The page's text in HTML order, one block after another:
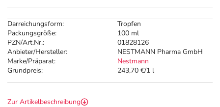
Darreichungsform:
Tropfen
Packungsgröße:
100 ml
PZN/Art.Nr.:
01828126
Anbieter/Hersteller:
NESTMANN Pharma GmbH
Marke/Präparat:
Nestmann
Grundpreis:
243,70 €/1 l
Zur Artikelbeschreibung